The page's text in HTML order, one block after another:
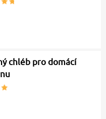
chléb pro domácí